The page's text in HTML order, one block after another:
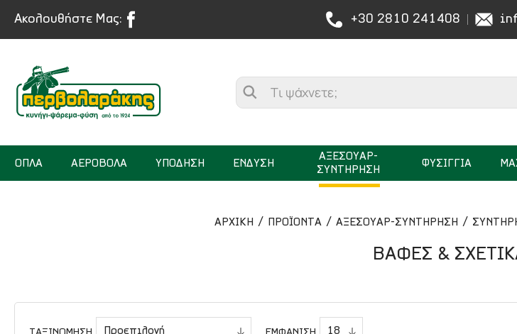
Ακολουθήστε Μας: +30 2810 241408
ΟΠΛΑ ΑΕΡΟΒΟΛΑ ΥΠΟΔΗΣΗ ΕΝΔΥΣΗ
ΑΞΕΣΟΥΑΡ-
ΣΥΝΤΗΡΗΣΗ
ΦΥΣΙΓΓΙΑ
ΑΡΧΙΚΉ ΠΡΟΪΟΝΤΑ ΑΞΕΣΟΥΑΡ-ΣΥΝΤΗΡΗΣΗ
ΒΑΦΕΣ &